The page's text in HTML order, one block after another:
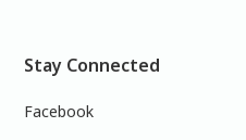
Stay Connected
Facebook